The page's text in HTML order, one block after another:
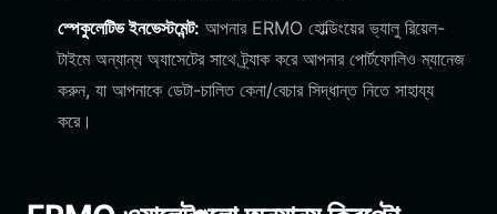
স্পেকুলেটিভ ইনভেস্টমেন্ট: আপনার ERMO হোল্ডিংয়ের ভ্যালু রিয়েল-
টাইমে অন্যান্য অ্যাসেটের সাথে ট্র্যাক করে আপনার পোর্টফোলিও ম্যানেজ
করুন, যা আপনাকে ডেটা-চালিত কেনা/বেচার সিদ্ধান্ত নিতে সাহায্য
করে।